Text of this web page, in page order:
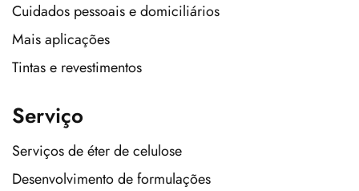
Cuidados pessoais e domiciliários
Mais aplicações
Tintas e revestimentos
Serviço
Serviços de éter de celulose
Desenvolvimento de formulações